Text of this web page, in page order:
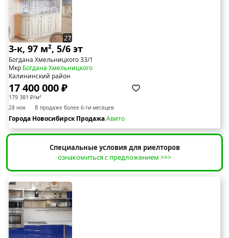
27
3-к, 97 м², 5/6 эт
Богдана Хмельницкого 33/1
Мкр Богдана Хмельницкого
Калининский район
17 400 000 ₽
179 381 ₽/м²
28 ноя В продаже более 6-ти месяцев
Города Новосибирск ПродажаАвито
Специальные условия для риелторов
ознакомиться с предложением >>>